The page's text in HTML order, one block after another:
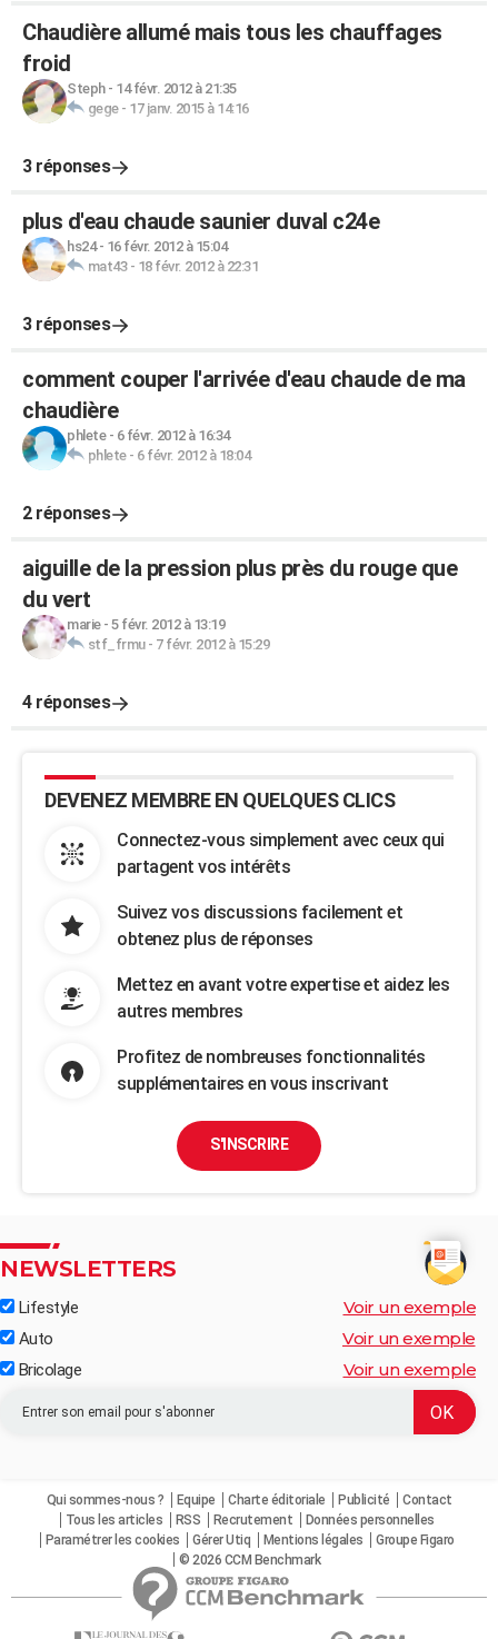
Chaudière allumé mais tous les chauffages
froid
Steph- 14 févr. 2012 à 21:35
gege- 17 janv. 2015 à 14:16
3 réponses
plus d'eau chaude saunier duval c24e
hs24- 16 févr. 2012 à 15:04
mat43- 18 févr. 2012 à 22:31
3 réponses
comment couper l'arrivée d'eau chaude de ma
chaudière
phlete- 6 févr. 2012 à 16:34
phlete- 6 févr. 2012 à 18:04
2 réponses
aiguille de la pression plus près du rouge que
du vert
marie- 5 févr. 2012 à 13:19
stf_frmu- 7 févr. 2012 à 15:29
4 réponses
DEVENEZ MEMBRE EN QUELQUES CLICS
Connectez-vous simplement avec ceux qui
partagent vos intérêts
Suivez vos discussions facilement et
obtenez plus de réponses
Mettez en avant votre expertise et aidez les
autres membres
Profitez de nombreuses fonctionnalités
supplémentaires en vous inscrivant
S'INSCRIRE
NEWSLETTERS
Lifestyle Voir un exemple
Auto Voir un exemple
Bricolage Voir un exemple
Qui sommes-nous ? Equipe Charte éditoriale Publicité
Contact
Tous les articles
RSS Recrutement
Données personnelles
Paramétrer les cookies
Gérer Utiq Mentions légales
Groupe Figaro
© 2026 CCM Benchmark